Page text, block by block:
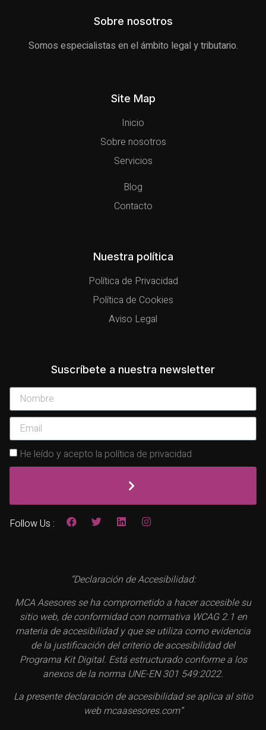
Sobre nosotros
Somos especialistas en el ámbito legal y tributario.
Site Map
Inicio
Sobre nosotros
Servicios
Blog
Contacto
Nuestra política
Política de Privacidad
Política de Cookies
Aviso Legal
Suscríbete a nuestra newsletter
He leído y acepto la política de privacidad
Follow Us :
“Declaración de Accesibilidad:
MCA Asesores se ha comprometido a hacer accesible su
sitio web, de conformidad con normativa WCAG 2.1 en
materia de accesibilidad y que se utiliza como evidencia
de la justificación del criterio de accesibilidad del
Programa Kit Digital. Está estructurado conforme a los
anexos de la norma UNE-EN 301 549:2022.
La presente declaración de accesibilidad se aplica al sitio
web mcaasesores.com”